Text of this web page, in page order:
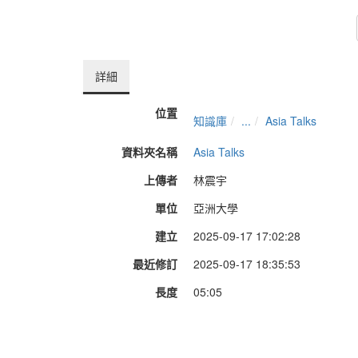
詳細
位置 知識庫 ...
Asia Talks
資料夾名稱
Asia Talks
上傳者
林震宇
單位
亞洲大學
建立
2025-09-17 17:02:28
最近修訂
2025-09-17 18:35:53
長度
05:05